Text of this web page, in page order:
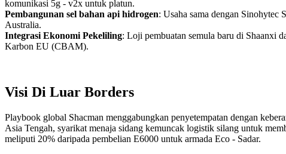
komunikasi 5g - v2x untuk platun.
Pembangunan sel bahan api hidrogen: Usaha sama dengan Sinohytec
Australia.
Integrasi Ekonomi Pekeliling: Loji pembuatan semula baru di Shaanxi
Karbon EU (CBAM).
Visi Di Luar Borders
Playbook global Shacman menggabungkan penyetempatan dengan
Asia Tengah, syarikat menaja sidang kemuncak logistik silang untuk
meliputi 20% daripada pembelian E6000 untuk armada Eco - Sadar.